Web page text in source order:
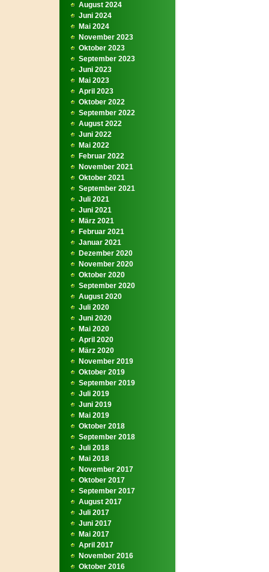
August 2024
Juni 2024
Mai 2024
November 2023
Oktober 2023
September 2023
Juni 2023
Mai 2023
April 2023
Oktober 2022
September 2022
August 2022
Juni 2022
Mai 2022
Februar 2022
November 2021
Oktober 2021
September 2021
Juli 2021
Juni 2021
März 2021
Februar 2021
Januar 2021
Dezember 2020
November 2020
Oktober 2020
September 2020
August 2020
Juli 2020
Juni 2020
Mai 2020
April 2020
März 2020
November 2019
Oktober 2019
September 2019
Juli 2019
Juni 2019
Mai 2019
Oktober 2018
September 2018
Juli 2018
Mai 2018
November 2017
Oktober 2017
September 2017
August 2017
Juli 2017
Juni 2017
Mai 2017
April 2017
November 2016
Oktober 2016